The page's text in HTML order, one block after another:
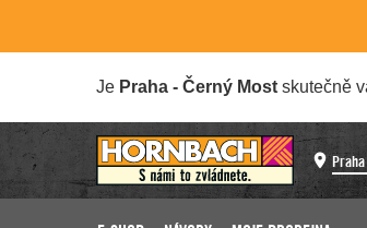
Je Praha - Černý Most skutečně